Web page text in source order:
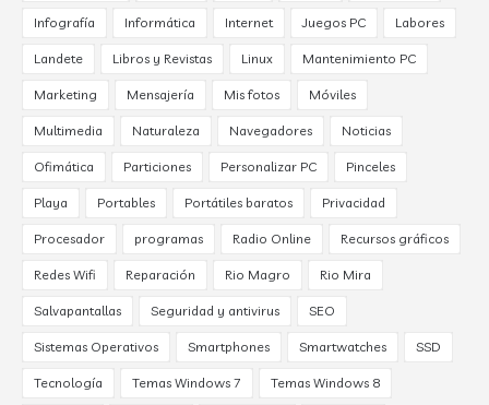
Infografía Informática Internet Juegos PC Labores
Landete Libros y Revistas Linux Mantenimiento PC
Marketing Mensajería Mis fotos Móviles
Multimedia Naturaleza Navegadores Noticias
Ofimática Particiones Personalizar PC Pinceles
Playa Portables Portátiles baratos Privacidad
Procesador programas Radio Online Recursos gráficos
Redes Wifi Reparación Rio Magro Rio Mira
Salvapantallas Seguridad y antivirus SEO
Sistemas Operativos Smartphones Smartwatches SSD
Tecnología Temas Windows 7 Temas Windows 8